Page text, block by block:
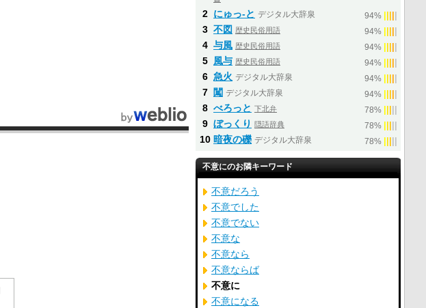
2 にゅっ‐と デジタル大辞泉 94%
3 不図 歴史民俗用語 94%
4 与風 歴史民俗用語 94%
5 風与 歴史民俗用語 94%
6 急火 デジタル大辞泉 94%
7 闖 デジタル大辞泉 94%
8 べろっと 下北弁 78%
9 ぼっくり 隠語辞典 78%
10 暗夜の礫 デジタル大辞泉 78%
不意にのお隣キーワード
不意だろう
不意でした
不意でない
不意な
不意なら
不意ならば
不意に
不意になる